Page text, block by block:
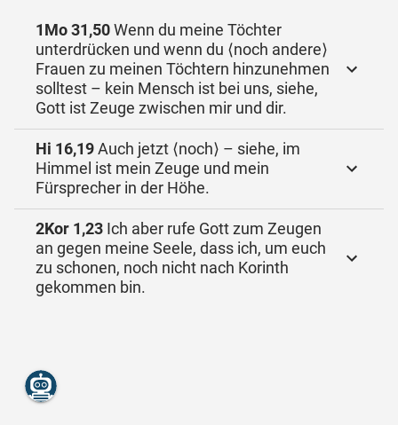
1Mo 31,50Wenn du meine Töchter
unterdrücken und wenn du ⟨noch andere⟩
Frauen zu meinen Töchtern hinzunehmen
solltest – kein Mensch ist bei uns, siehe,
Gott ist Zeuge zwischen mir und dir.
Hi 16,19Auch jetzt ⟨noch⟩ – siehe, im
Himmel ist mein Zeuge und mein
Fürsprecher in der Höhe.
2Kor 1,23 Ich aber rufe Gott zum Zeugen
an gegen meine Seele, dass ich, um euch
zu schonen, noch nicht nach Korinth
gekommen bin.